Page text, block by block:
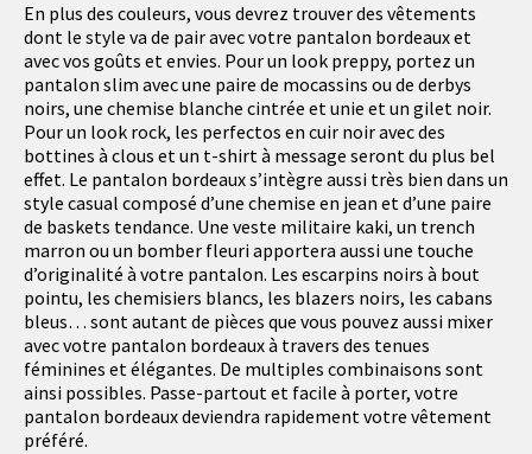
En plus des couleurs, vous devrez trouver des vêtements
dont le style va de pair avec votre pantalon bordeaux et
avec vos goûts et envies. Pour un look preppy, portez un
pantalon slim avec une paire de mocassins ou de derbys
noirs, une chemise blanche cintrée et unie et un gilet noir.
Pour un look rock, les perfectos en cuir noir avec des
bottines à clous et un t-shirt à message seront du plus bel
effet. Le pantalon bordeaux s’intègre aussi très bien dans un
style casual composé d’une chemise en jean et d’une paire
de baskets tendance. Une veste militaire kaki, un trench
marron ou un bomber fleuri apportera aussi une touche
d’originalité à votre pantalon. Les escarpins noirs à bout
pointu, les chemisiers blancs, les blazers noirs, les cabans
bleus… sont autant de pièces que vous pouvez aussi mixer
avec votre pantalon bordeaux à travers des tenues
féminines et élégantes. De multiples combinaisons sont
ainsi possibles. Passe-partout et facile à porter, votre
pantalon bordeaux deviendra rapidement votre vêtement
préféré.